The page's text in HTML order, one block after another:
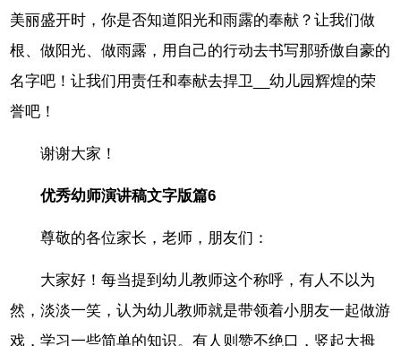
美丽盛开时，你是否知道阳光和雨露的奉献？让我们做
根、做阳光、做雨露，用自己的行动去书写那骄傲自豪的
名字吧！让我们用责任和奉献去捍卫__幼儿园辉煌的荣
誉吧！
谢谢大家！
优秀幼师演讲稿文字版篇6
尊敬的各位家长，老师，朋友们：
大家好！每当提到幼儿教师这个称呼，有人不以为
然，淡淡一笑，认为幼儿教师就是带领着小朋友一起做游
戏，学习一些简单的知识。有人则赞不绝口，竖起大拇